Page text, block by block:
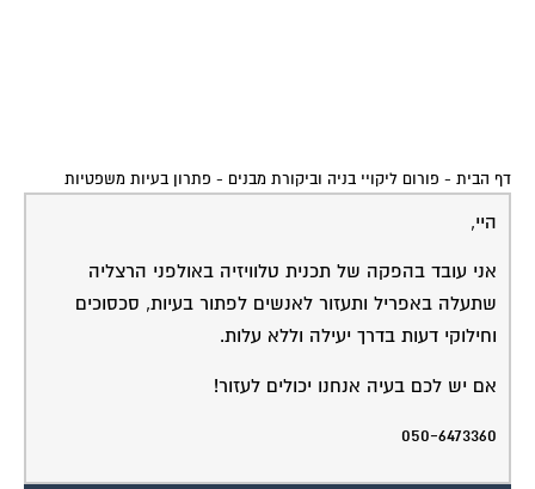
דף הבית - פורום ליקויי בניה וביקורת מבנים - פתרון בעיות משפטיות
היי,
אני עובד בהפקה של תכנית טלוויזיה באולפני הרצליה
שתעלה באפריל ותעזור לאנשים לפתור בעיות, סכסוכים
וחילוקי דעות בדרך יעילה וללא עלות.
אם יש לכם בעיה אנחנו יכולים לעזור!
050-6473360